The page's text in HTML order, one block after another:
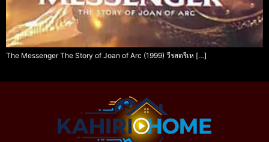
The Messenger The Story of Joan of Arc (1999) วีรสตรีเห […]